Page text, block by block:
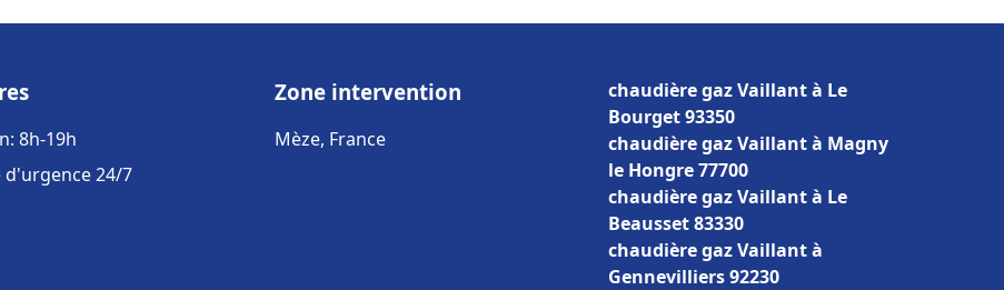
8h-19h
d'urgence 24/7
Zone intervention
Mèze, France
chaudière gaz Vaillant à Le
Bourget 93350
chaudière gaz Vaillant à Magny
le Hongre 77700
chaudière gaz Vaillant à Le
Beausset 83330
chaudière gaz Vaillant à
Gennevilliers 92230